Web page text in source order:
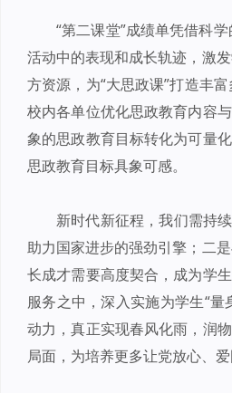
“第二课堂”成绩单凭借科
活动中的表现和成长轨迹，激
方资源，为“大思政课”打造丰
校内各单位优化思政教育内容
象的思政教育目标转化为可量
思政教育目标具象可感。
新时代新征程，我们需持
助力国家进步的强劲引擎；二
长成才需要高度契合，成为学
服务之中，深入实施为学生“量
动力，真正实现春风化雨，润
局面，为培养更多让党放心、